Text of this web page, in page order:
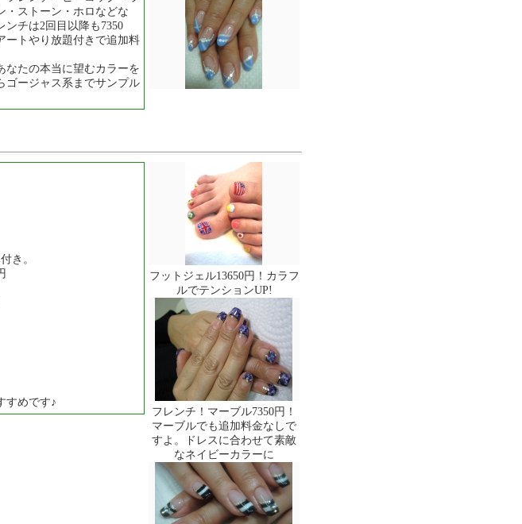
・ストーン・ホロなどな
ンチは2回目以降も7350
ートやり放題付きで追加料
なたの本当に望むカラーを
ゴージャス系までサンプル
き。
すめです♪
フットジェル13650円！カラフ
ルでテンションUP!
フレンチ！マーブル7350円！
マーブルでも追加料金なしで
すよ。ドレスに合わせて素敵
なネイビーカラーに